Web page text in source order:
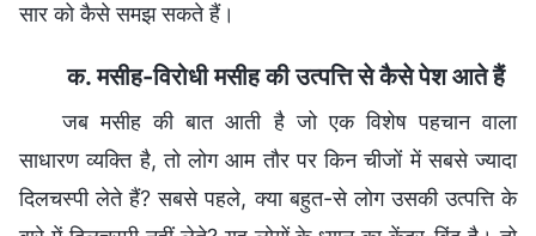
सार को कैसे समझ सकते हैं।
क. मसीह-विरोधी मसीह की उत्पत्ति से कैसे पेश आते हैं
जब मसीह की बात आती है जो एक विशेष पहचान वाला
साधारण व्यक्ति है, तो लोग आम तौर पर किन चीजों में सबसे ज्यादा
दिलचस्पी लेते हैं? सबसे पहले, क्या बहुत-से लोग उसकी उत्पत्ति के